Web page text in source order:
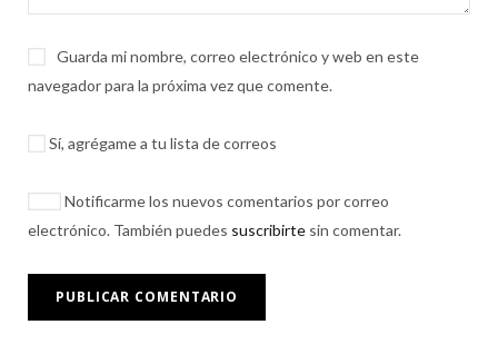
Guarda mi nombre, correo electrónico y web en este
navegador para la próxima vez que comente.
Sí, agrégame a tu lista de correos
Notificarme los nuevos comentarios por correo
electrónico. También puedes suscribirte sin comentar.